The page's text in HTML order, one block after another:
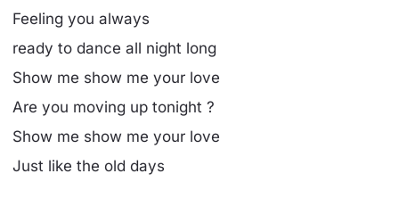
Feeling you always
ready to dance all night long
Show me show me your love
Are you moving up tonight ?
Show me show me your love
Just like the old days